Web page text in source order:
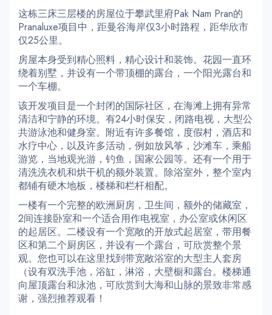
这栋三床三层楼的房屋位于攀武里府Pak Nam Pran的
Pranaluxe项目中，距曼谷海岸仅3小时路程，距华欣市
仅25公里。
房屋本身受到精心照料，精心设计和装饰。花园一直环
绕着别墅，并设有一个带顶棚的露台，一个阳光露台和
一个车棚。
该开发项目是一个封闭的国际社区，在海滩上拥有异常
清洁和宁静的环境。有24小时保安，闭路电视，大型公
共游泳池和健身室。附近有许多餐馆，度假村，酒店和
水疗中心，以及许多活动，例如放风筝，沙滩车，乘船
游览，当地观光游，钓鱼，国家公园等。还有一个用于
清洗洗衣机和烘干机的额外装置。除浴室外，整个室内
都铺有硬木地板，楼梯和栏杆相配。
一楼有一个完整的欧洲厨房，卫生间，额外的储藏室，
2间连接卧室和一个适合用作电视室，办公室或休闲区
的起居区。二楼设有一个宽敞的开放式起居室，带用餐
区和第二个厨房区，并设有一个露台，可欣赏整个景
观。您也可以在这里找到带宽敞浴室的大型主人套房
（设有双洗手池，浴缸，淋浴，大壁橱和露台。楼梯通
向屋顶露台和泳池，可欣赏到大海和山脉的景致非常感
谢，强烈推荐观看！